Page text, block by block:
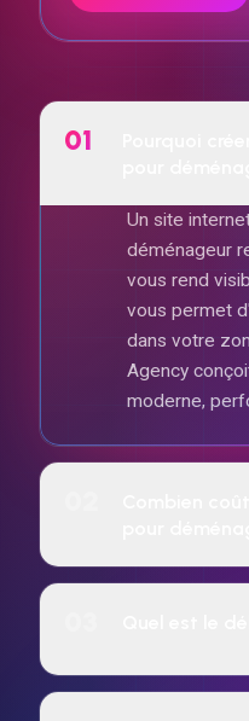
01
Un site
déménageur
vous rend
vous permet
dans votre
Agency
moderne,
Le tarif
ou un
7 jours pour